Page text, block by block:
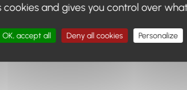
Retour à l'accueil
cookies and gives you control over
OK, accept all Deny all cookies Personalize